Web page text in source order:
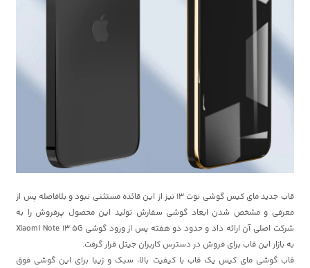
قاب جدید مای کیس گوشی نوت 13 نیز از این قائده مستثنی نبود و بلافاصله پس از
معرفی و مشخص شدن ابعاد گوشی سفارش تولید این محصول پرفروش را به
شرکت اصلی آن ارائه داد و حدود دو هفته پس از ورود گوشی Xiaomi Note 13 5G
به بازار این قاب برای فروش در دسترس کاربران جیتل قرار گرفت.
قاب گوشی مای کیس یک قاب با کیفیت بالا، سبک و زیبا برای این گوشی فوق